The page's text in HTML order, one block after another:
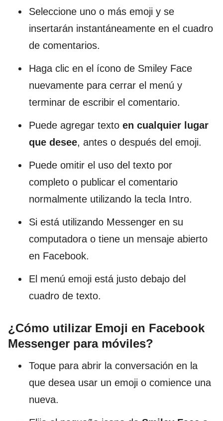
Seleccione uno o más emoji y se
insertarán instantáneamente en el cuadro
de comentarios.
Haga clic en el ícono de Smiley Face
nuevamente para cerrar el menú y
terminar de escribir el comentario.
Puede agregar texto en cualquier lugar
que desee, antes o después del emoji.
Puede omitir el uso del texto por
completo o publicar el comentario
normalmente utilizando la tecla Intro.
Si está utilizando Messenger en su
computadora o tiene un mensaje abierto
en Facebook.
El menú emoji está justo debajo del
cuadro de texto.
¿Cómo utilizar Emoji en Facebook
Messenger para móviles?
Toque para abrir la conversación en la
que desea usar un emoji o comience una
nueva.